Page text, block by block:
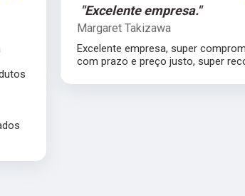
"Excelente empresa."
Margaret Takizawa
Excelente empresa, super comprometidos
com prazo e preço justo, super recomendo!